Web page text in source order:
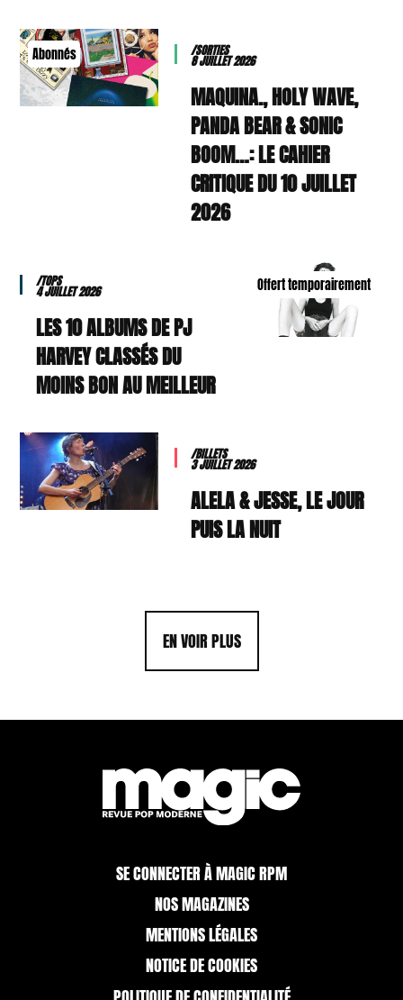
Abonnés /SORTIES
8 JUILLET 2026
MAQUINA., HOLY WAVE,
PANDA BEAR & SONIC
BOOM…: LE CAHIER
CRITIQUE DU 10 JUILLET
2026
Offert temporairement
/TOPS
4 JUILLET 2026
LES 10 ALBUMS DE PJ
HARVEY CLASSÉS DU
MOINS BON AU MEILLEUR
/BILLETS
3 JUILLET 2026
ALELA & JESSE, LE JOUR
PUIS LA NUIT
EN VOIR PLUS
SE CONNECTER À MAGIC RPM
NOS MAGAZINES
MENTIONS LÉGALES
NOTICE DE COOKIES